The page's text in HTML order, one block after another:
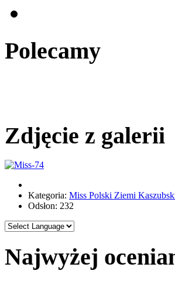
Polecamy
Zdjęcie z galerii
Kategoria: Miss Polski Ziemi
Odsłon: 232
Najwyżej